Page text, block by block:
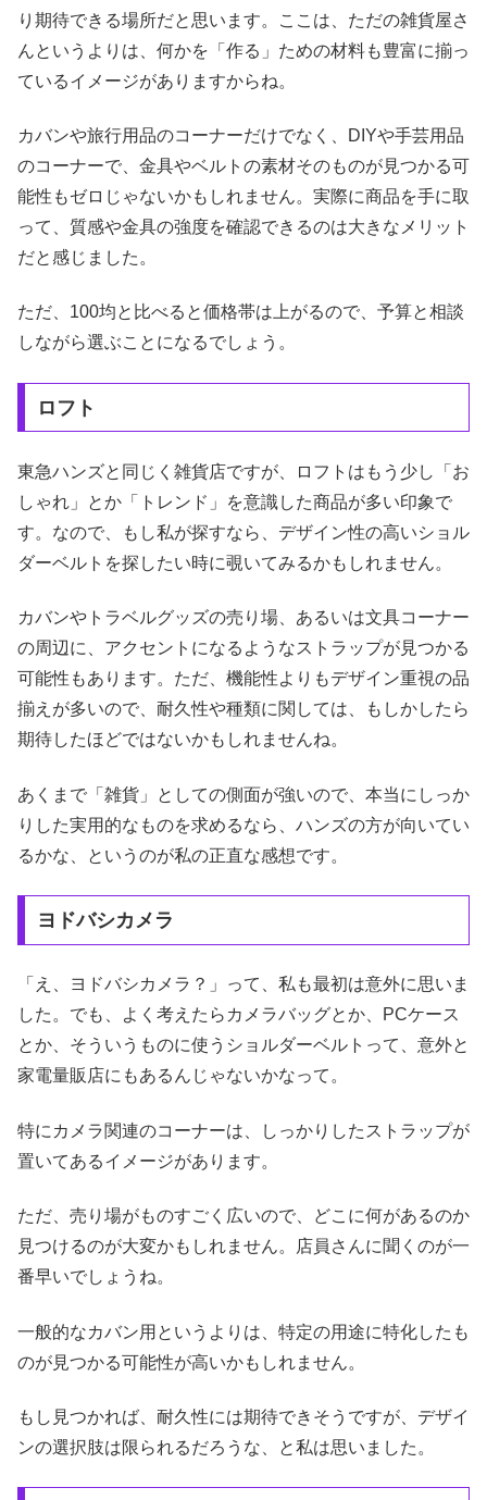
り期待できる場所だと思います。ここは、ただの雑貨屋さ
んというよりは、何かを「作る」ための材料も豊富に揃っ
ているイメージがありますからね。
カバンや旅行用品のコーナーだけでなく、DIYや手芸用品
のコーナーで、金具やベルトの素材そのものが見つかる可
能性もゼロじゃないかもしれません。実際に商品を手に取
って、質感や金具の強度を確認できるのは大きなメリット
だと感じました。
ただ、100均と比べると価格帯は上がるので、予算と相談
しながら選ぶことになるでしょう。
ロフト
東急ハンズと同じく雑貨店ですが、ロフトはもう少し「お
しゃれ」とか「トレンド」を意識した商品が多い印象で
す。なので、もし私が探すなら、デザイン性の高いショル
ダーベルトを探したい時に覗いてみるかもしれません。
カバンやトラベルグッズの売り場、あるいは文具コーナー
の周辺に、アクセントになるようなストラップが見つかる
可能性もあります。ただ、機能性よりもデザイン重視の品
揃えが多いので、耐久性や種類に関しては、もしかしたら
期待したほどではないかもしれませんね。
あくまで「雑貨」としての側面が強いので、本当にしっか
りした実用的なものを求めるなら、ハンズの方が向いてい
るかな、というのが私の正直な感想です。
ヨドバシカメラ
「え、ヨドバシカメラ？」って、私も最初は意外に思いま
した。でも、よく考えたらカメラバッグとか、PCケース
とか、そういうものに使うショルダーベルトって、意外と
家電量販店にもあるんじゃないかなって。
特にカメラ関連のコーナーは、しっかりしたストラップが
置いてあるイメージがあります。
ただ、売り場がものすごく広いので、どこに何があるのか
見つけるのが大変かもしれません。店員さんに聞くのが一
番早いでしょうね。
一般的なカバン用というよりは、特定の用途に特化したも
のが見つかる可能性が高いかもしれません。
もし見つかれば、耐久性には期待できそうですが、デザイ
ンの選択肢は限られるだろうな、と私は思いました。